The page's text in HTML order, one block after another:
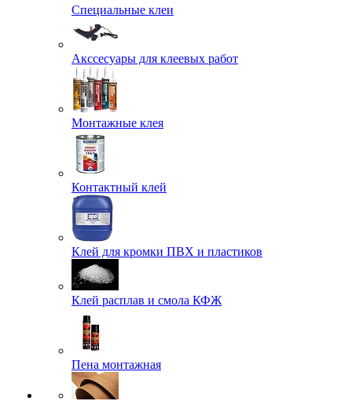
Специальные клеи
Акссесуары для клеевых работ
Монтажные клея
Контактный клей
Клей для кромки ПВХ и пластиков
Клей расплав и смола КФЖ
Пена монтажная